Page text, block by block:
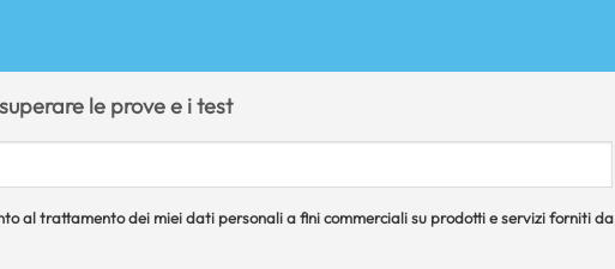
le prove e i test
al trattamento dei miei dati personali a fini commerciali su prodotti e servizi forniti da